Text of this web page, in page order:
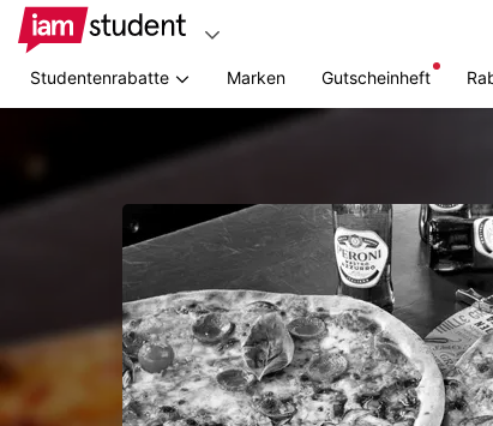
Studentenrabatte Marken Gutscheinheft